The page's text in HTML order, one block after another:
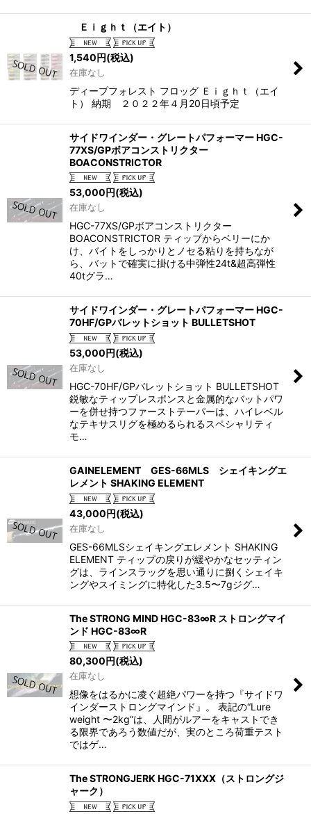
Ｅｉｇｈｔ（エイト）
1,540円(税込)
在庫なし
ディープフォレスト フロッグ Ｅｉｇｈｔ（エイ
ト） 納期 ２０２２年４月20日頃予定
サイドワインダー・グレートパフォーマー HGC-
77XS/GPボアコンストリクター
BOACONSTRICTOR
53,000円(税込)
在庫なし
HGC-77XS/GPボアコンストリクター
BOACONSTRICTOR ティップからベリーにか
け、バイトをしっかりとノセる粘りを持ちなが
ら、バットで確実に掛ける中弾性24t&超高弾性
40tグラ…
サイドワインダー・グレートパフォーマー HGC-
70HF/GPバレットショット BULLETSHOT
53,000円(税込)
在庫なし
HGC-70HF/GPバレットショット BULLETSHOT
鋭敏なティップレスポンスと金属的なバットパワ
ーを併せ持つファーストテーパーは、ハイレベル
なテキサスリグを極めるられるスペシャリティ
モ…
GAINELEMENT GES-66MLS シェイキングエ
レメント SHAKING ELEMENT
43,000円(税込)
在庫なし
GES-66MLSシェイキングエレメント SHAKING
ELEMENT ティップの戻りが緩やかなセッティン
グは、ラインスラッグを思い通りに捌くシェイキ
ングやスイミングに特化した3.5〜7gジグ…
The STRONG MIND HGC-83∞R ストロングマイ
ンド HGC-83∞R
80,300円(税込)
在庫なし
想像をはるかに凌ぐ超絶パワーを持つ『サイドワ
インダーストロングマインド』。 表記の“Lure
weight 〜2kg”は、人間がルアーをキャストでき
る限界であろう数値だが、実のところ荷重テスト
ではゲ…
The STRONGJERK HGC-71XXX（ストロングジ
ャーク）